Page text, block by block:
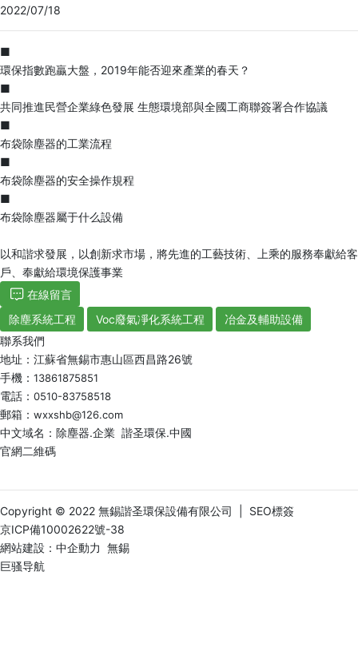
2022/07/18
■
環保指數跑贏大盤，2019年能否迎來產業的春天？
■
共同推進民營企業綠色發展 生態環境部與全國工商聯簽署合作協議
■
布袋除塵器的工業流程
■
布袋除塵器的安全操作規程
■
布袋除塵器屬于什么設備
以和諧求發展，以創新求市場，將先進的工藝技術、上乘的服務奉獻給客
戶、奉獻給環境保護事業
在線留言
除塵系統工程
Voc廢氣凈化系統工程
冶金及輔助設備
聯系我們
地址：江蘇省無錫市惠山區西昌路26號
手機： 13861875851
電話： 0510-83758518
郵箱： wxxshb@126.com
中文域名：除塵器.企業 諧圣環保.中國
官網二維碼
Copyright © 2022 無錫諧圣環保設備有限公司 | SEO標簽
京ICP備10002622號-38
網站建設： 中企動力 無錫
巨骚导航